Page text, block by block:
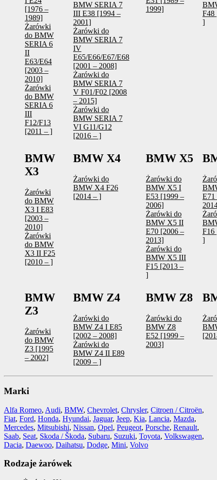
[1976 –
1989]
Żarówki
do BMW
SERIA 6
II
E63/E64
[2003 –
2010]
Żarówki
do BMW
SERIA 6
III
F12/F13
[2011 – ]
BMW SERIA 7
III E38 [1994 –
2001]
Żarówki do
BMW SERIA 7
IV
E65/E66/E67/E68
[2001 – 2008]
Żarówki do
BMW SERIA 7
V F01/F02 [2008
– 2015]
Żarówki do
BMW SERIA 7
VI G11/G12
[2016 – ]
1999]
F48
]
BMW
X3
Żarówki
do BMW
X3 I E83
[2003 –
2010]
Żarówki
do BMW
X3 II F25
[2010 – ]
BMW X4
Żarówki do
BMW X4 F26
[2014 – ]
BMW X5
Żarówki do
BMW X5 I
E53 [1999 –
2006]
Żarówki do
BMW X5 II
E70 [2006 –
2013]
Żarówki do
BMW X5 III
F15 [2013 –
]
E71
F16
]
BMW
Z3
Żarówki
do BMW
Z3 [1995
– 2002]
BMW Z4
Żarówki do
BMW Z4 I E85
[2002 – 2008]
Żarówki do
BMW Z4 II E89
[2009 – ]
BMW Z8
Żarówki do
BMW Z8
E52 [1999 –
2003]
Marki
Alfa Romeo, Audi, BMW, Chevrolet, Chrysler, Citroen / Citroën,
Fiat, Ford, Honda, Hyundai, Jaguar, Jeep, Kia, Lancia, Mazda,
Mercedes, Mitsubishi, Nissan, Opel, Peugeot, Porsche, Renault,
Saab, Seat, Skoda / Škoda, Subaru, Suzuki, Toyota, Volkswagen,
Dacia, Daewoo, Daihatsu, Dodge, Mini, Volvo
Rodzaje żarówek